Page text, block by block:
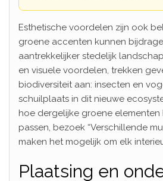
Esthetische voordelen zijn ook
groene accenten kunnen
aantrekkelijker stedelijk
en visuele voordelen, trekken
biodiversiteit aan: insecten en
schuilplaats in dit nieuwe
hoe dergelijke groene
passen, bezoek “Verschillende
maken het mogelijk om elk
Plaatsing en